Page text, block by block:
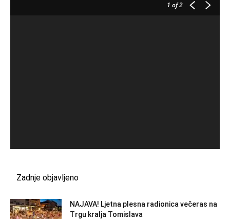
1 of 2
Zadnje objavljeno
NAJAVA! Ljetna plesna radionica večeras na
Trgu kralja Tomislava